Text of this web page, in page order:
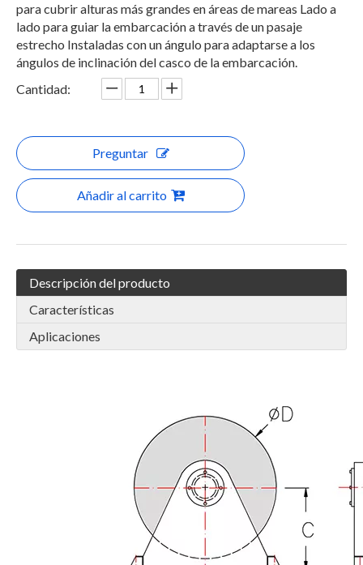
para cubrir alturas más grandes en áreas de mareas Lado a
lado para guiar la embarcación a través de un pasaje
estrecho Instaladas con un ángulo para adaptarse a los
ángulos de inclinación del casco de la embarcación.
Cantidad:
Preguntar
Añadir al carrito
Descripción del producto
Características
Aplicaciones